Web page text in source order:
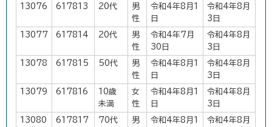
13076 617813 20代
男
性
令和4年8月1
日
令和4年8月
3日
13077 617814 20代
男
性
令和4年7月
30日
令和4年8月
3日
13078 617815 50代
男
性
令和4年8月1
日
令和4年8月
3日
13079 617816
10歳
未満
女
性
令和4年8月1
日
令和4年8月
3日
13080 617817 70代
男
令和4年8月1
令和4年8月